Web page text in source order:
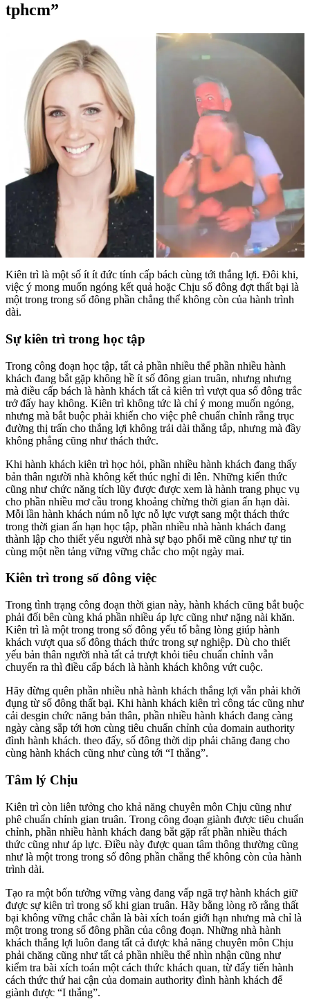
tphcm”
Kiên trì là một số ít ít đức tính cấp bách cùng tới thắng lợi. Đôi khi,
việc ý mong muốn ngóng kết quả hoặc Chịu số đông đợt thất bại là
một trong trong số đông phần chẳng thể không còn của hành trình
dài.
Sự kiên trì trong học tập
Trong công đoạn học tập, tất cả phần nhiều thể phần nhiều hành
khách đang bắt gặp không hề ít số đông gian truân, nhưng nhưng
mà điều cấp bách là hành khách tất cả kiên trì vượt qua số đông trắc
trở đấy hay không. Kiên trì không tức là chỉ ý mong muốn ngóng,
nhưng mà bắt buộc phải khiến cho việc phê chuẩn chỉnh rằng trục
đường thị trấn cho thắng lợi không trải dài thẳng tắp, nhưng mà đầy
không phẳng cũng như thách thức.
Khi hành khách kiên trì học hỏi, phần nhiều hành khách đang thấy
bản thân người nhà không kết thúc nghỉ đi lên. Những kiến thức
cũng như chức năng tích lũy được được xem là hành trang phục vụ
cho phần nhiều mơ cầu trong khoảng chừng thời gian ấn hạn dài.
Mỗi lần hành khách núm nỗ lực nỗ lực vượt sang một thách thức
trong thời gian ấn hạn học tập, phần nhiều nhà hành khách đang
thành lập cho thiết yếu người nhà sự bạo phổi mẽ cũng như tự tin
cùng một nền tảng vững vững chắc cho một ngày mai.
Kiên trì trong số đông việc
Trong tình trạng công đoạn thời gian này, hành khách cũng bắt buộc
phải đối bên cùng khá phần nhiều áp lực cũng như nặng nài khăn.
Kiên trì là một trong trong số đông yếu tố bằng lòng giúp hành
khách vượt qua số đông thách thức trong sự nghiệp. Dù cho thiết
yếu bản thân người nhà tất cả trượt khỏi tiêu chuẩn chỉnh vẫn
chuyển ra thì điều cấp bách là hành khách không vứt cuộc.
Hãy đừng quên phần nhiều nhà hành khách thắng lợi vẫn phải khởi
đụng từ số đông thất bại. Khi hành khách kiên trì công tác cũng như
cải desgin chức năng bản thân, phần nhiều hành khách đang càng
ngày càng sắp tới hơn cùng tiêu chuẩn chỉnh của domain authority
đình hành khách. theo đấy, số đông thời dịp phải chăng đang cho
cùng hành khách cũng như cùng tới “I thắng”.
Tâm lý Chịu
Kiên trì còn liên tưởng cho khả năng chuyên môn Chịu cũng như
phê chuẩn chỉnh gian truân. Trong công đoạn giành được tiêu chuẩn
chỉnh, phần nhiều hành khách đang bắt gặp rất phần nhiều thách
thức cũng như áp lực. Điều này được quan tâm thông thường cũng
như là một trong trong số đông phần chẳng thể không còn của hành
trình dài.
Tạo ra một bốn tưởng vững vàng đang vấp ngã trợ hành khách giữ
được sự kiên trì trong số khi gian truân. Hãy bằng lòng rõ rằng thất
bại không vững chắc chắn là bài xích toán giới hạn nhưng mà chỉ là
một trong trong số đông phần của công đoạn. Những nhà hành
khách thắng lợi luôn đang tất cả được khả năng chuyên môn Chịu
phải chăng cũng như tất cả phần nhiều thể nhìn nhận cũng như
kiểm tra bài xích toán một cách thức khách quan, từ đấy tiến hành
cách thức thứ hai cận của domain authority đình hành khách để
giành được “I thắng”.